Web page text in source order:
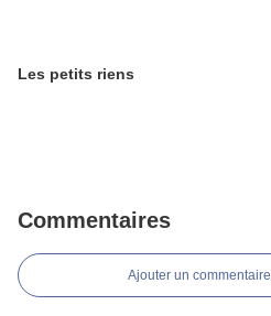
Les petits riens
Commentaires
Ajouter un commentaire